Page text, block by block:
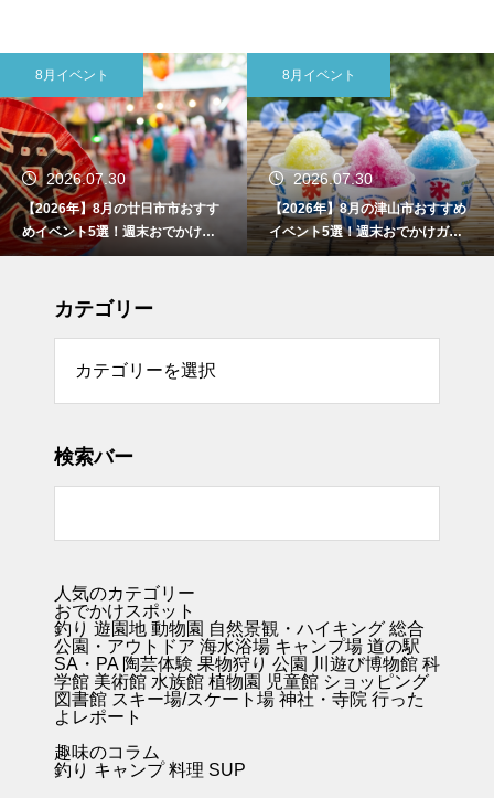
8月イベント
2026.07.30
【2026年】8月の津山市おすすめ
イベント5選！週末おでかけガイ
ド
トップニュース
2026.07.30
【2026年】8月の東広島市おすす
めイベント5選！週末おでかけガ
イド
カテゴリー
検索バー
人気のカテゴリー
おでかけスポット
釣り 遊園地 動物園 自然景観・ハイキング 総合
公園・アウトドア 海水浴場 キャンプ場 道の駅
SA・PA 陶芸体験 果物狩り 公園 川遊び博物館 科
学館 美術館 水族館 植物園 児童館 ショッピング
図書館 スキー場/スケート場 神社・寺院 行った
よレポート
趣味のコラム
釣り キャンプ料理 SUP